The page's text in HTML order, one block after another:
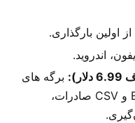
از اولین بارگذاری.
برگه های
زمانی را ذخیره کنید، Excel و CSV صادرات،